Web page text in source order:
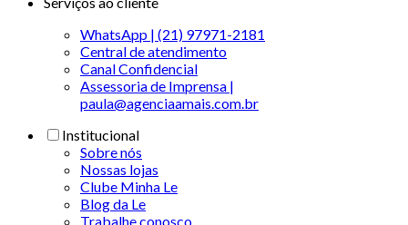
WhatsApp | (21) 97971-2181
Central de atendimento
Canal Confidencial
Assessoria de Imprensa |
paula@agenciaamais.com.br
Institucional
Sobre nós
Nossas lojas
Clube Minha Le
Blog da Le
Trabalhe conosco